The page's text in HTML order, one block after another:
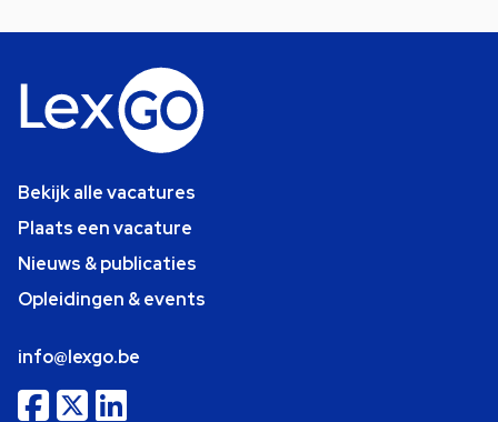
Bekijk alle vacatures
Plaats een vacature
Nieuws & publicaties
Opleidingen & events
info@lexgo.be